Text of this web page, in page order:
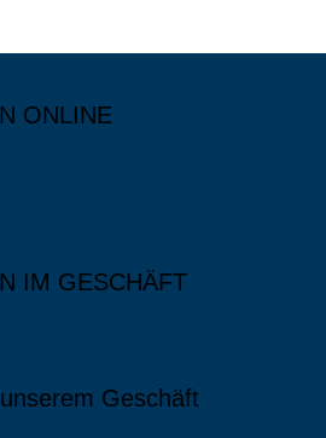
ONLINE
IM GESCHÄFT
Geschäft